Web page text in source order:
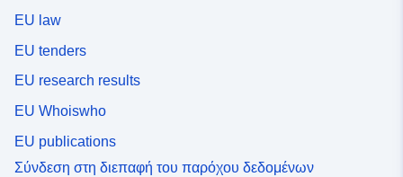
EU law
EU tenders
EU research results
EU Whoiswho
EU publications
Σύνδεση στη διεπαφή του παρόχου δεδομένων